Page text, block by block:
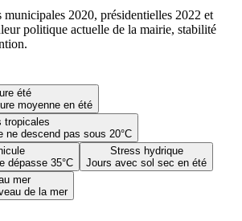
été
moyenne en été
tropicales
ne descend pas sous 20°C
dépasse 35°C
Stress hydrique
Jours avec sol sec en été
mer
de la mer
municipales 2020, présidentielles 2022 et
politique actuelle de la mairie, stabilité